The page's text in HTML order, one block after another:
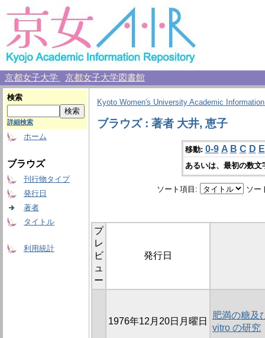
京都女子大学 京都女子大学図書館
検索
詳細検索
ホーム
ブラウズ
刊行物タイプ
発行日
著者
タイトル
利用統計
Kyoto Women's University Academic
ブラウズ : 著者 大井, 恵子
移動: 0-9 A B C D E
あるいは、最初の数
ソート項目: ソー
プ
レ
ビ
ュ
ー
発行日
1976年12月20日月曜日
肥満の糖及
vitro の研究